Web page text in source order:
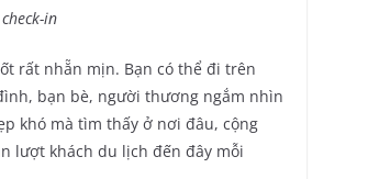
in
rất nhẵn mịn. Bạn có thể đi trên
bạn bè, người thương ngắm nhìn
khó mà tìm thấy ở nơi đâu, cộng
lượt khách du lịch đến đây mỗi